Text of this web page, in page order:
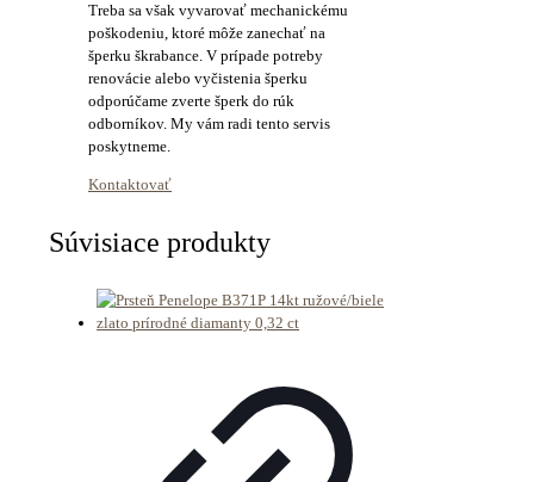
Treba sa však vyvarovať mechanickému
poškodeniu, ktoré môže zanechať na
šperku škrabance. V prípade potreby
renovácie alebo vyčistenia šperku
odporúčame zverte šperk do rúk
odborníkov. My vám radi tento servis
poskytneme.
Kontaktovať
Súvisiace produkty